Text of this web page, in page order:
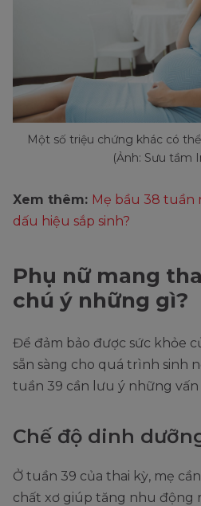
Một số triệu chứng khác có
(Ảnh: Sưu tầm
Xem thêm: Mẹ bầu 38 tuần
dấu hiệu sắp sinh?
Phụ nữ mang
chú ý những gì?
Để đảm bảo được sức khỏe
sẵn sàng cho quá trình sinh
tuần 39 cần lưu ý những vấn
Chế độ dinh
Ở tuần 39 của thai kỳ, mẹ
chất xơ giúp tăng nhu động